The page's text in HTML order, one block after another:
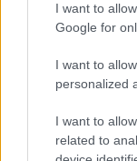
I want to
Google for
I want to
personalized
I want to
related to
Επίσης, μετά
που
την... ουρά
Μια νίκη που
Βίγκο πάνω